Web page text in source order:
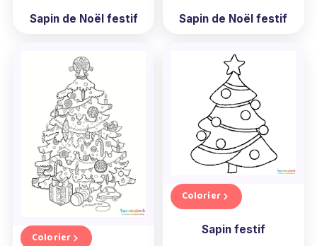
Sapin de Noël festif Sapin de Noël festif
Colorier
Colorier
Sapin festif